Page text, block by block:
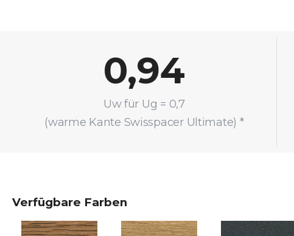
0,94
Uw für Ug = 0,7
(warme Kante Swisspacer Ultimate) *
Verfügbare Farben